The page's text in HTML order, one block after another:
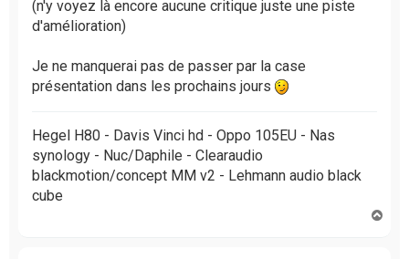
(n'y voyez là encore aucune critique juste une piste
d'amélioration)
Je ne manquerai pas de passer par la case
présentation dans les prochains jours
Hegel H80 - Davis Vinci hd - Oppo 105EU - Nas
synology - Nuc/Daphile - Clearaudio
blackmotion/concept MM v2 - Lehmann audio black
cube